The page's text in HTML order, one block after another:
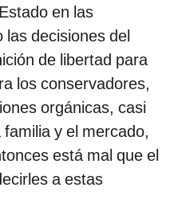
en las
las decisiones del
de libertad para
los conservadores,
orgánicas, casi
y el mercado,
está mal que el
a estas